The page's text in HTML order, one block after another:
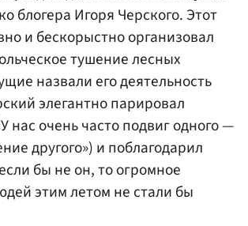
блогера Игоря Черского. Этот
и бескорыстно организовал
тушение лесных
назвали его деятельность
элегантно парировал
нас очень часто подвиг одного —
другого») и поблагодарил
бы не он, то огромное
этим летом не стали бы